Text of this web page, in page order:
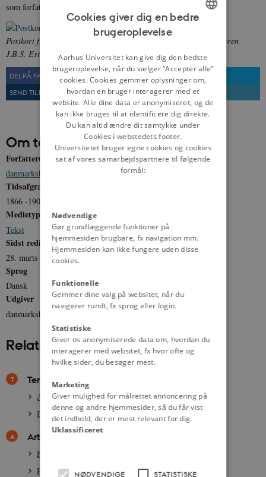
som forfatningsprincip først blev indskrevet i Grundloven i 1953.
Postkort fra provisorieårene 1885-1894 der hylder regeringslederen
J.B.S. Estrup.
Fra: Det Kgl. Bibliotek
DEL PÅ FACEBOOK
DEL PÅ TWITTER
SEND TIL EN VEN
UDSKRIV
Om temaet
Forfatter(e)
danmarkshistorien.dk
Tidsafgrænsning
1866 -1901
Medietype
Tekst
Sidst redigeret
28. marts 2012
Sprog
Dansk
Udgiver
danmarkshistorien.dk
Relateret indhold
Temaer
Attentatet på Estrup i 1885
Det danske demokrati, efter 1849
Artikler
Forfatningskampen 1866-1901
Provisorieårene 1885-1894
DANISH
Cookies giver dig en bedre
brugeroplevelse
Aarhus Universitet kan give dig den bedste
brugeroplevelse, når du vælger ”Accepter alle”
cookies. Cookies gemmer oplysninger om,
hvordan en bruger interagerer med et
website. Alle dine data er anonymiseret, og de
kan ikke bruges til at identificere dig direkte.
Du kan altid ændre dit samtykke under
Cookies i webstedets footer.
Universitetet bruger egne cookies og cookies
sat af vores samarbejdspartnere til følgende
formål:
Nødvendige
Gør grundlæggende funktioner på
hjemmesiden brugbare, fx navigation mm.
Hjemmesiden kan ikke fungere uden disse
cookies.
Funktionelle
Gemmer dine valg på websitet, når du
navigerer rundt, fx sprog eller login.
Statistiske
Giver os anonymiserede data om, hvordan du
interagerer med websitet, fx hvor ofte og
hvilke sider, du besøger mest.
Marketing
Giver mulighed for målrettet annoncering på
denne og andre hjemmesider, så du får vist
det indhold, der er mest relevant for dig.
Uklassificeret
NØDVENDIGE STATISTISKE